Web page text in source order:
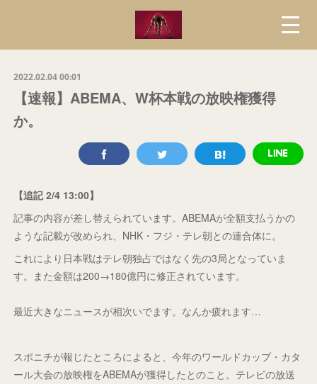
2022.02.04 00:01
【速報】ABEMA、W杯本戦の放映権獲得
か。
【追記 2/4 13:00】
記事の内容が差し替えられています。ABEMAが全額支払うかの
ような記載が改められ、NHK・フジ・テレ朝との連合体に。
これにより日本戦はテレ朝独占ではなく先の3局となっていま
す。また金額は200→180億円に修正されています。
最近大きなニュースが相次いでます。なんか疲れます…
スポニチが報じたところによると、今年のワールドカップ・カタ
ール大会の放映権をABEMAが獲得したとのこと。テレビの放送